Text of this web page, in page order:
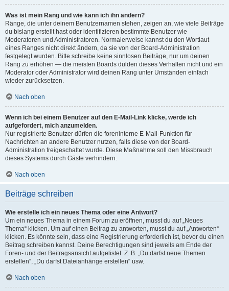
Was ist mein Rang und wie kann ich ihn ändern?
Ränge, die unter deinem Benutzernamen stehen, zeigen an, wie viele Beiträge
du bislang erstellt hast oder identifizieren bestimmte Benutzer wie
Moderatoren und Administratoren. Normalerweise kannst du den Wortlaut
eines Ranges nicht direkt ändern, da sie von der Board-Administration
festgelegt wurden. Bitte schreibe keine sinnlosen Beiträge, nur um deinen
Rang zu erhöhen — die meisten Boards dulden dieses Verhalten nicht und ein
Moderator oder Administrator wird deinen Rang unter Umständen einfach
wieder zurücksetzen.
Nach oben
Wenn ich bei einem Benutzer auf den E-Mail-Link klicke, werde ich
aufgefordert, mich anzumelden.
Nur registrierte Benutzer dürfen die foreninterne E-Mail-Funktion für
Nachrichten an andere Benutzer nutzen, falls diese von der Board-
Administration freigeschaltet wurde. Diese Maßnahme soll den Missbrauch
dieses Systems durch Gäste verhindern.
Nach oben
Beiträge schreiben
Wie erstelle ich ein neues Thema oder eine Antwort?
Um ein neues Thema in einem Forum zu eröffnen, musst du auf „Neues
Thema“ klicken. Um auf einen Beitrag zu antworten, musst du auf „Antworten“
klicken. Es könnte sein, dass eine Registrierung erforderlich ist, bevor du einen
Beitrag schreiben kannst. Deine Berechtigungen sind jeweils am Ende der
Foren- und der Beitragsansicht aufgelistet. Z. B. „Du darfst neue Themen
erstellen“, „Du darfst Dateianhänge erstellen“ usw.
Nach oben